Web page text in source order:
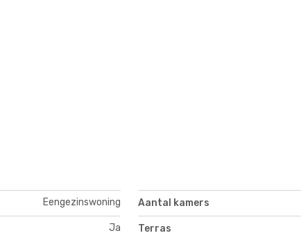
Eengezinswoning Aantal kamers
Ja Terras